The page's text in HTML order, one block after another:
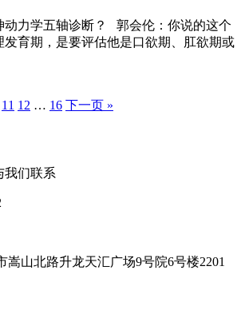
动力学五轴诊断？ 郭会伦：你说的这个
发育期，是要评估他是口欲期、肛欲期或
11 12 … 16 下一页 »
我们联系
嵩山北路升龙天汇广场9号院6号楼2201